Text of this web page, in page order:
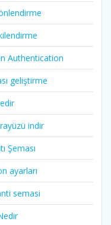
Authentication
geliştirme
indir
Şeması
ayarları
semasi